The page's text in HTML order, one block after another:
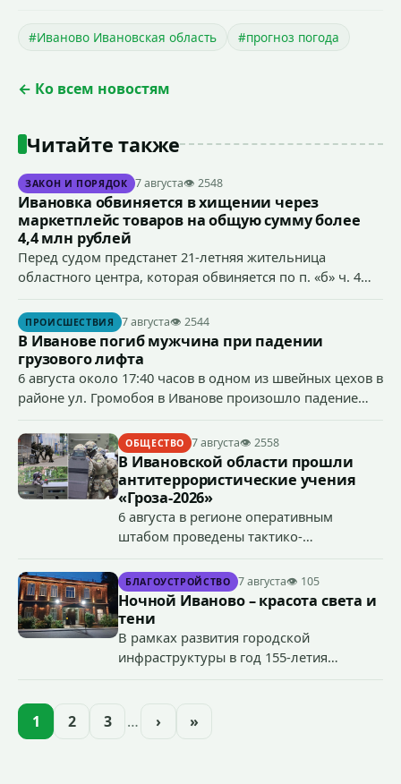
#Иваново Ивановская область #прогноз погода
← Ко всем новостям
Читайте также
ЗАКОН И ПОРЯДОК 7 августа👁 2548
Ивановка обвиняется в хищении через
маркетплейс товаров на общую сумму более
4,4 млн рублей
Перед судом предстанет 21-летняя жительница
областного центра, которая обвиняется по п. «б» ч. 4
сумму более 4,4 млн рублей через маркетплейс.
ПРОИСШЕСТВИЯ 7 августа👁 2544
В Иванове погиб мужчина при падении
грузового лифта
6 августа около 17:40 часов в одном из швейных цехов в
районе ул. Громобоя в Иванове произошло падение
ОБЩЕСТВО 7 августа👁 2558
В Ивановской области прошли
антитеррористические учения
«Гроза-2026»
6 августа в регионе оперативным
штабом проведены тактико-
террористического акта на объекте
органов государственной власти.
«Гроза-2026».
БЛАГОУСТРОЙСТВО 7 августа👁 105
Ночной Иваново – красота света и
тени
В рамках развития городской
инфраструктуры в год 155-летия
проекта подсветки исторических
1 2 3 … › »